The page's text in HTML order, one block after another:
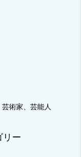
術家、芸能人
リー